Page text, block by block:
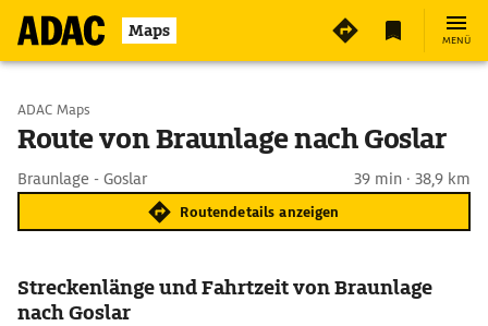
Maps MENÜ
Start wählen
ADAC Maps
Route von Braunlage nach Goslar
Braunlage - Goslar 39 min · 38,9 km
Routendetails anzeigen
Streckenlänge und Fahrtzeit von Braunlage
nach Goslar